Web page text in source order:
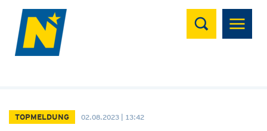
Suchen
TOPMELDUNG 02.08.2023 | 13:42